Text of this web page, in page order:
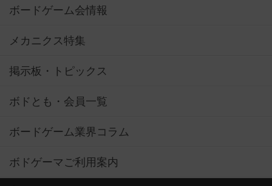
ボードゲーム会情報
メカニクス特集
掲示板・トピックス
ボドとも・会員一覧
ボードゲーム業界コラム
ボドゲーマご利用案内